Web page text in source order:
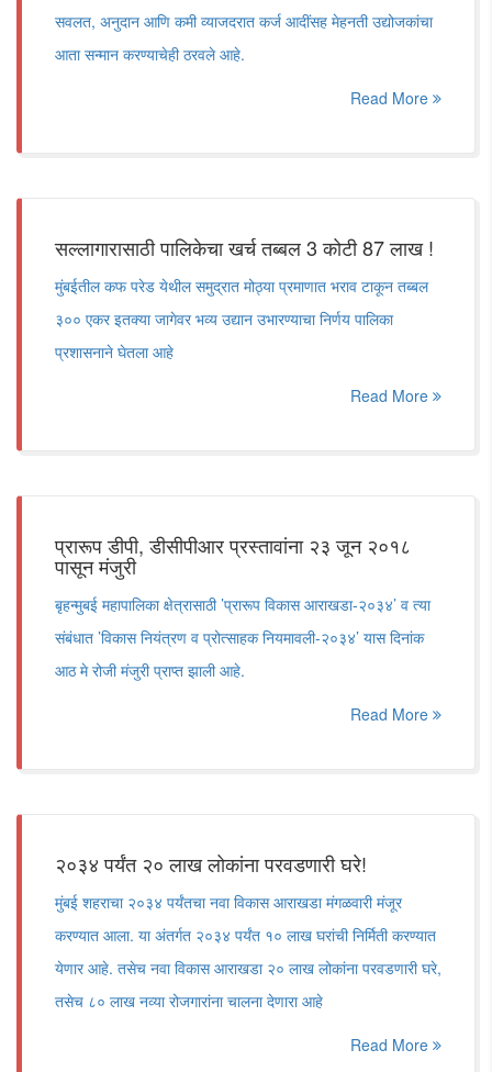
सवलत, अनुदान आणि कमी व्याजदरात कर्ज आदींसह मेहनती उद्योजकांचा
आता सन्मान करण्याचेही ठरवले आहे.
Read More
सल्लागारासाठी पालिकेचा खर्च तब्बल 3 कोटी 87 लाख !
मुंबईतील कफ परेड येथील समुद्रात मोठ्या प्रमाणात भराव टाकून तब्बल
३०० एकर इतक्या जागेवर भव्य उद्यान उभारण्याचा निर्णय पालिका
प्रशासनाने घेतला आहे
Read More
प्रारूप डीपी, डीसीपीआर प्रस्तावांना २३ जून २०१८
पासून मंजुरी
बृहन्मुबई महापालिका क्षेत्रासाठी ’प्रारूप विकास आराखडा-२०३४’ व त्या
संबंधात ’विकास नियंत्रण व प्रोत्साहक नियमावली-२०३४’ यास दिनांक
आठ मे रोजी मंजुरी प्राप्त झाली आहे.
Read More
२०३४ पर्यंत २० लाख लोकांना परवडणारी घरे!
मुंबई शहराचा २०३४ पर्यंतचा नवा विकास आराखडा मंगळवारी मंजूर
करण्यात आला. या अंतर्गत २०३४ पर्यंत १० लाख घरांची निर्मिती करण्यात
येणार आहे. तसेच नवा विकास आराखडा २० लाख लोकांना परवडणारी घरे,
तसेच ८० लाख नव्या रोजगारांना चालना देणारा आहे
Read More